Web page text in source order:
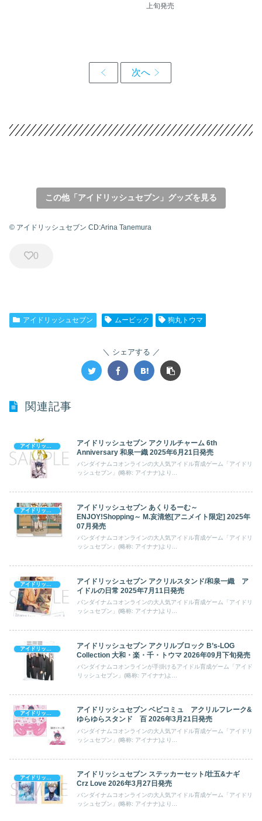
上旬発売
この他「アイドリッシュセブン」グッズを見る
© アイドリッシュセブン CD:Arina Tanemura
0
アイドリッシュセブン ムービック 狗丸トウマ
シェアする
関連記事
アイドリッシュセブン
アイドリッシュセブン アクリルチャーム 6th
Anniversary 和泉一織 2025年6月21日発売
バンダイナムコオンラインの大人気アイドル育成ゲーム「アイドリ
ッシュセブン」(略称: アイナナ)より...
アイドリッシュセブン
アイドリッシュセブン あくりるーむ～
ENJOY!Shopping～ M.亥清悠[アニメイト限定] 2025年
07月発売
バンダイナムコオンラインの大人気アイドル育成ゲーム「アイドリ
ッシュセブン」(略称: アイナナ)より...
アイドリッシュセブン アクリルスタンド/和泉一織 ア
イドルの日常 2025年7月11日発売
バンダイナムコオンラインの大人気アイドル育成ゲーム「アイドリ
ッシュセブン」(略称: アイナナ)より...
アイドリッシュセブン アクリルブロック B’s-LOG
Collection 大和・楽・千・トウマ 2026年09月下旬発売
バンダイナムコオンラインが手掛けるアイドル育成ゲーム「アイド
リッシュセブン」(略称: アイナナ)よ...
アイドリッシュセブン ベビコミュ アクリルフレーク&
ゆらゆらスタンド 百 2026年3月21日発売
バンダイナムコオンラインの大人気アイドル育成ゲーム「アイドリ
ッシュセブン」(略称: アイナナ)より...
アイドリッシュセブン ステッカーセット/壮五&ナギ
Crz Love 2026年3月27日発売
バンダイナムコオンラインの大人気アイドル育成ゲーム「アイドリ
ッシュセブン」(略称: アイナナ)より...